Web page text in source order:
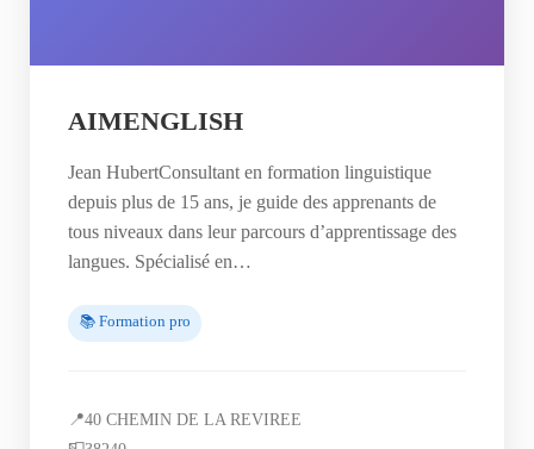
AIMENGLISH
Jean HubertConsultant en formation linguistique
depuis plus de 15 ans, je guide des apprenants de
tous niveaux dans leur parcours d’apprentissage des
langues. Spécialisé en…
📚 Formation pro
📍40 CHEMIN DE LA REVIREE